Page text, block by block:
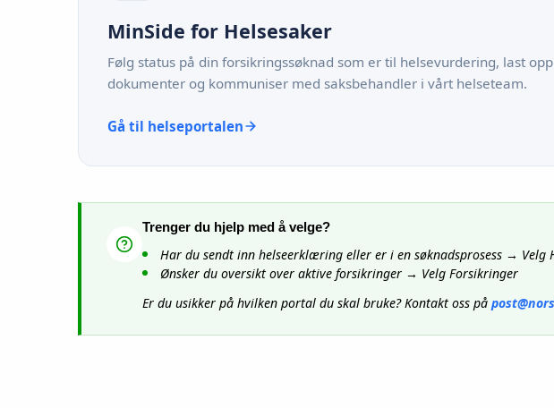
MinSide for Helsesaker
Følg status på din forsikringssøknad som er til helsevurdering, last opp
dokumenter og kommuniser med saksbehandler i vårt helseteam.
Gå til helseportalen
Trenger du hjelp med å velge?
Har du sendt inn helseerklæring eller er i en søknadsprosess → Velg
Ønsker du oversikt over aktive forsikringer → Velg Forsikringer
Er du usikker på hvilken portal du skal bruke? Kontakt oss på